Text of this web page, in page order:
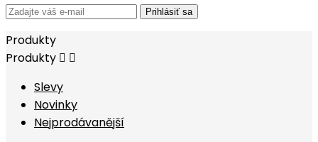
Prihlásiť sa
Produkty
Produkty  
Slevy
Novinky
Nejprodávanější